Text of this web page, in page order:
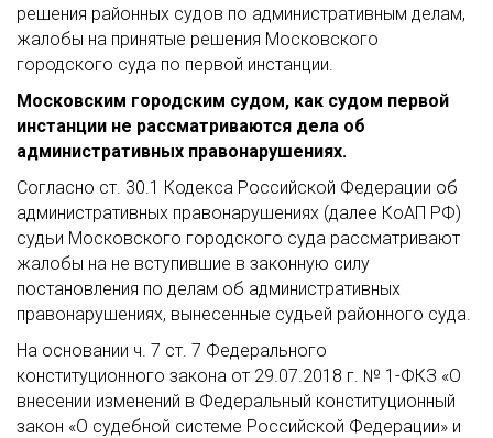
решения районных судов по административным делам,
жалобы на принятые решения Московского
городского суда по первой инстанции.
Московским городским судом, как судом первой
инстанции не рассматриваются дела об
административных правонарушениях.
Согласно ст. 30.1 Кодекса Российской Федерации об
административных правонарушениях (далее КоАП РФ)
судьи Московского городского суда рассматривают
жалобы на не вступившие в законную силу
постановления по делам об административных
правонарушениях, вынесенные судьей районного суда.
На основании ч. 7 ст. 7 Федерального
конституционного закона от 29.07.2018 г. № 1-ФКЗ «О
внесении изменений в Федеральный конституционный
закон «О судебной системе Российской Федерации» и